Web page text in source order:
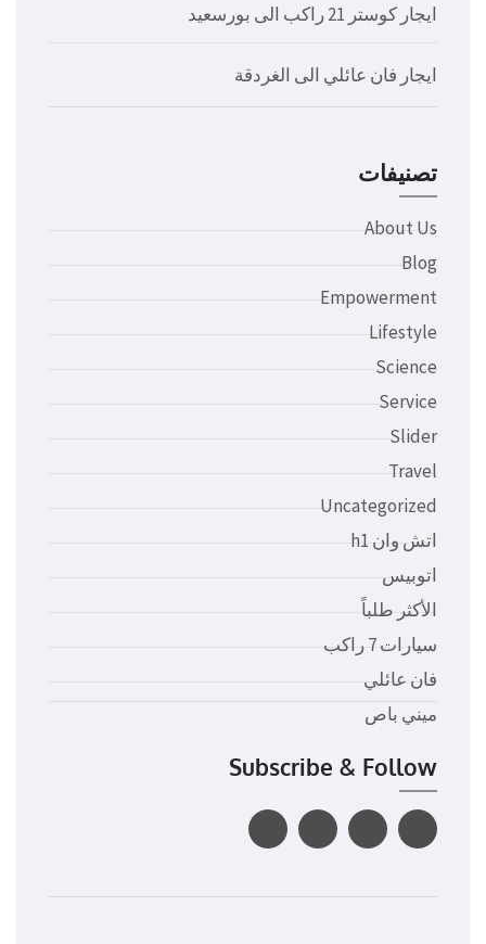
ايجار كوستر 21 راكب الى بورسعيد
ايجار فان عائلي الى الغردقة
تصنيفات
About Us
Blog
Empowerment
Lifestyle
Science
Service
Slider
Travel
Uncategorized
اتش وان h1
اتوبيس
الأكثر طلباً
سيارات 7 راكب
فان عائلي
ميني باص
Subscribe & Follow